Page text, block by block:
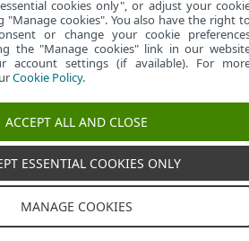
cookies only", or adjust your
"Manage cookies". You also have the right
or change your cookie
the "Manage cookies" link in our
settings (if available). For
Cookie Policy.
ACCEPT ALL AND CLOSE
ESSENTIAL COOKIES ONLY
MANAGE COOKIES